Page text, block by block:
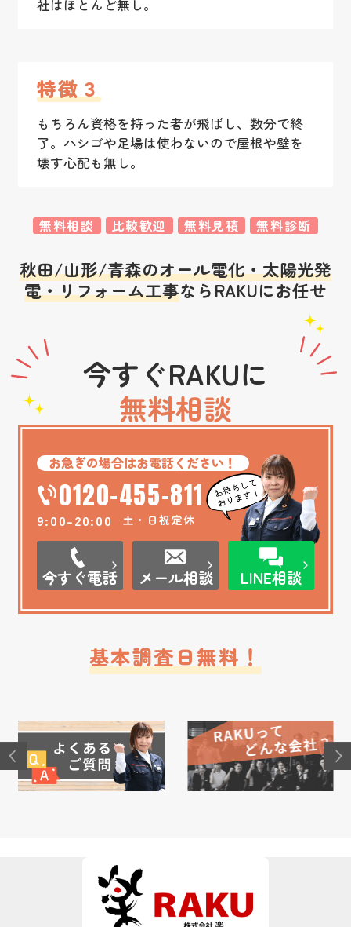
社はほとんど無し。
特徴３
もちろん資格を持った者が飛ばし、数分で終
了。ハシゴや足場は使わないので屋根や壁を
壊す心配も無し。
無料相談 比較歓迎 無料見積 無料診断
秋田/山形/青森のオール電化・太陽光発
電・リフォーム工事ならRAKUにお任せ
今すぐRAKUに
無料相談
お急ぎの場合はお電話ください！
0120-455-811
9:00-20:00 土・日祝定休
今すぐ電話 メール相談 LINE相談
基本調査日無料！